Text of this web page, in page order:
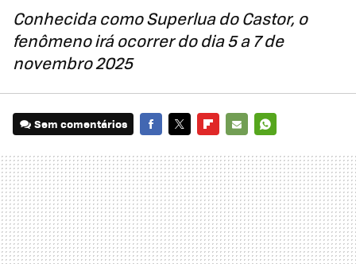
Conhecida como Superlua do Castor, o
fenômeno irá ocorrer do dia 5 a 7 de
novembro 2025
Sem comentários
MAIL